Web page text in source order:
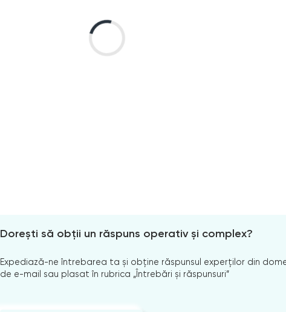
Dorești să obții un răspuns operativ și complex?
Expediază-ne întrebarea ta și obține răspunsul experților din
de e-mail sau plasat în rubrica „Întrebări și răspunsuri”